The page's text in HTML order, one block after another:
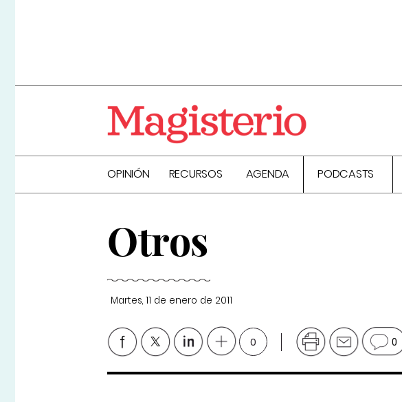
OPINIÓN RECURSOS AGENDA PODCASTS
Otros
Martes, 11 de enero de 2011
0 0